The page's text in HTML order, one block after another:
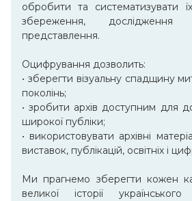
обробити та систематизувати
збереження, дослідження
представлення.
Оцифрування дозволить:
• зберегти візуальну спадщину
поколінь;
• зробити архів доступним для
широкої публіки;
• використовувати архівні
виставок, публікацій, освітніх і
Ми прагнемо зберегти кожен
великої історії